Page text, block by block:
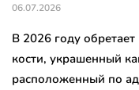
06.07.2026
В 2026 году
кости, украшенный
расположенный по